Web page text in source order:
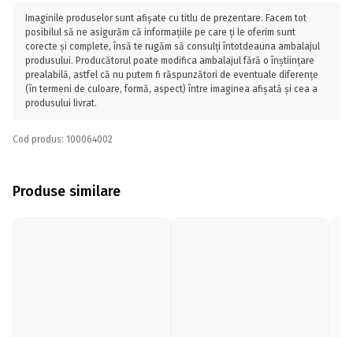
Imaginile produselor sunt afișate cu titlu de prezentare. Facem tot
posibilul să ne asigurăm că informațiile pe care ți le oferim sunt
corecte și complete, însă te rugăm să consulți întotdeauna ambalajul
produsului. Producătorul poate modifica ambalajul fără o înștiințare
prealabilă, astfel că nu putem fi răspunzători de eventuale diferențe
(în termeni de culoare, formă, aspect) între imaginea afișată și cea a
produsului livrat.
Cod produs: 100064002
Produse similare